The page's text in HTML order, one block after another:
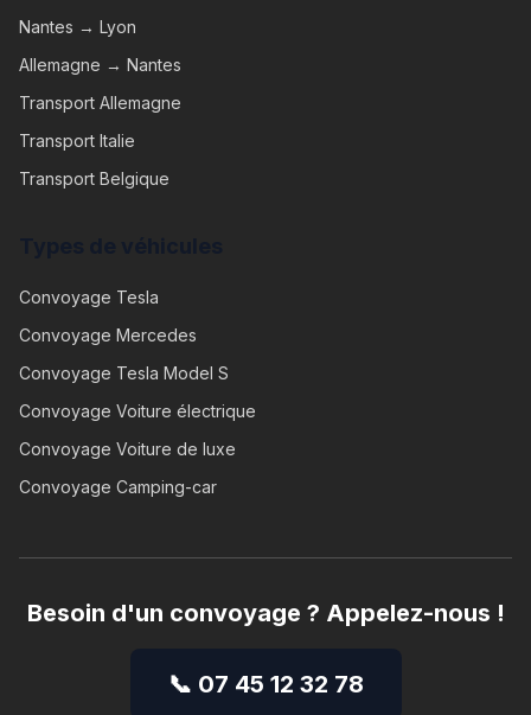
Nantes → Lyon
Allemagne → Nantes
Transport Allemagne
Transport Italie
Transport Belgique
Convoyage Tesla
Convoyage Mercedes
Convoyage Tesla Model S
Convoyage Voiture électrique
Convoyage Voiture de luxe
Convoyage Camping-car
Besoin d'un convoyage ? Appelez-nous !
📞 07 45 12 32 78